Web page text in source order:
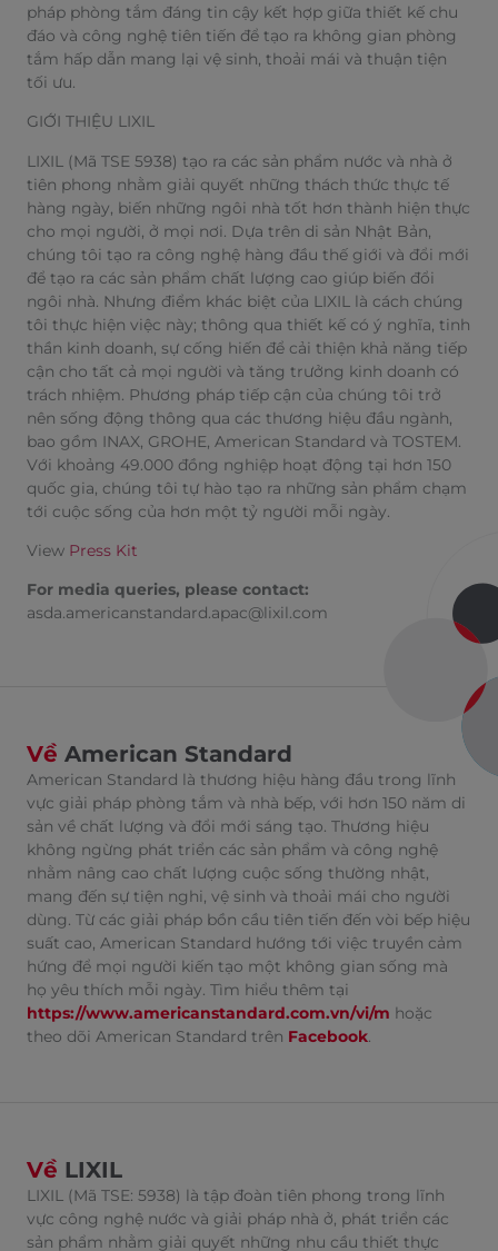
pháp phòng tắm đáng tin cậy kết hợp giữa thiết kế chu
đáo và công nghệ tiên tiến để tạo ra không gian phòng
tắm hấp dẫn mang lại vệ sinh, thoải mái và thuận tiện
tối ưu.
GIỚI THIỆU LIXIL
LIXIL (Mã TSE 5938) tạo ra các sản phẩm nước và nhà ở
tiên phong nhằm giải quyết những thách thức thực tế
hàng ngày, biến những ngôi nhà tốt hơn thành hiện thực
cho mọi người, ở mọi nơi. Dựa trên di sản Nhật Bản,
chúng tôi tạo ra công nghệ hàng đầu thế giới và đổi mới
để tạo ra các sản phẩm chất lượng cao giúp biến đổi
ngôi nhà. Nhưng điểm khác biệt của LIXIL là cách chúng
tôi thực hiện việc này; thông qua thiết kế có ý nghĩa, tinh
thần kinh doanh, sự cống hiến để cải thiện khả năng tiếp
cận cho tất cả mọi người và tăng trưởng kinh doanh có
trách nhiệm. Phương pháp tiếp cận của chúng tôi trở
nên sống động thông qua các thương hiệu đầu ngành,
bao gồm INAX, GROHE, American Standard và TOSTEM.
Với khoảng 49.000 đồng nghiệp hoạt động tại hơn 150
quốc gia, chúng tôi tự hào tạo ra những sản phẩm chạm
tới cuộc sống của hơn một tỷ người mỗi ngày.
View Press Kit
For media queries, please contact:
asda.americanstandard.apac@lixil.com
Về American Standard
American Standard là thương hiệu hàng đầu trong lĩnh
vực giải pháp phòng tắm và nhà bếp, với hơn 150 năm di
sản về chất lượng và đổi mới sáng tạo. Thương hiệu
không ngừng phát triển các sản phẩm và công nghệ
nhằm nâng cao chất lượng cuộc sống thường nhật,
mang đến sự tiện nghi, vệ sinh và thoải mái cho người
dùng. Từ các giải pháp bồn cầu tiên tiến đến vòi bếp hiệu
suất cao, American Standard hướng tới việc truyền cảm
hứng để mọi người kiến tạo một không gian sống mà
họ yêu thích mỗi ngày. Tìm hiểu thêm tại
https://www.americanstandard.com.vn/vi/m hoặc
theo dõi American Standard trên Facebook.
Về LIXIL
LIXIL (Mã TSE: 5938) là tập đoàn tiên phong trong lĩnh
vực công nghệ nước và giải pháp nhà ở, phát triển các
sản phẩm nhằm giải quyết những nhu cầu thiết thực